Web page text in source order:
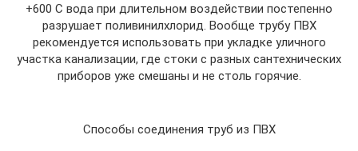
+600 С вода при длительном воздействии постепенно
разрушает поливинилхлорид. Вообще трубу ПВХ
рекомендуется использовать при укладке уличного
участка канализации, где стоки с разных сантехнических
приборов уже смешаны и не столь горячие.
Способы соединения труб из ПВХ